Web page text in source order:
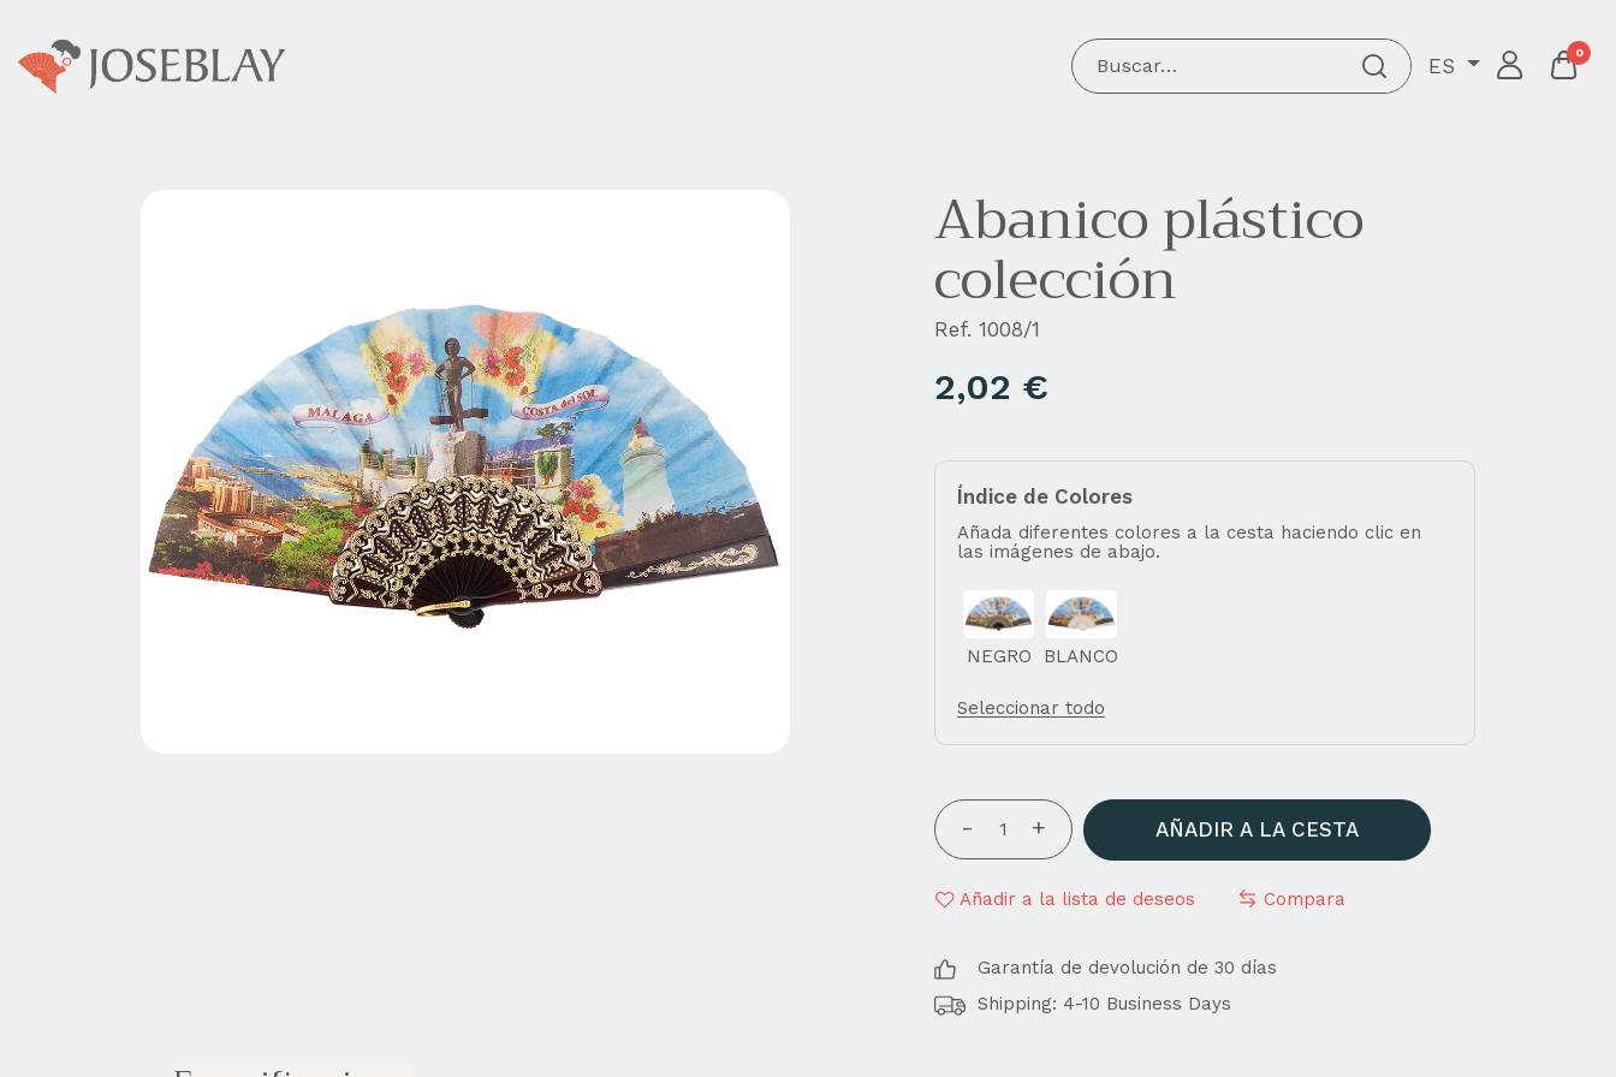
ES
0
Abanico plástico
colección
Índice de Colores
Añada diferentes colores a la cesta haciendo clic en
las imágenes de abajo.
NEGRO BLANCO
Seleccionar todo
Ref. 1008/1
2,02 €
AÑADIR A LA CESTA
Añadir a la lista de deseos Compara
Garantía de devolución de 30 días
Shipping: 4-10 Business Days